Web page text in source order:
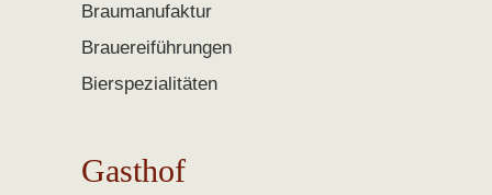
Braumanufaktur
Brauereiführungen
Bierspezialitäten
Gasthof